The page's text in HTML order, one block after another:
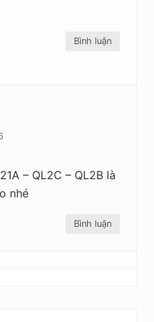
Bình luận
– QL2C – QL2B là
nhé
Bình luận